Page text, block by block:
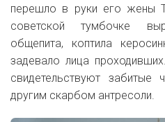
перешло в руки его жены
советской тумбочке
общепита, коптила
задевало лица
свидетельствуют забитые
другим скарбом антресоли.